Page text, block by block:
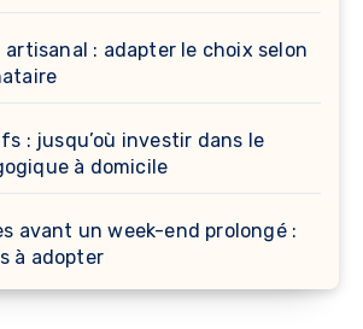
: adapter le choix selon
: jusqu’où investir dans le
à domicile
avant un week-end prolongé :
à adopter